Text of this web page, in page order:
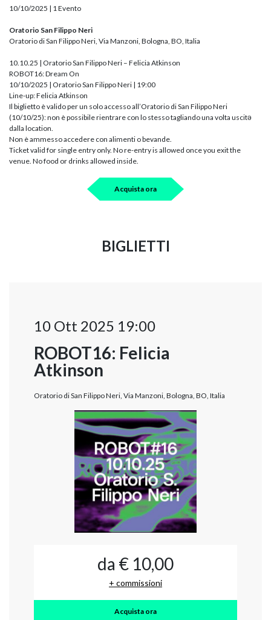
10/10/2025 | 1 Evento
Oratorio San Filippo Neri
Oratorio di San Filippo Neri, Via Manzoni, Bologna, BO, Italia
10.10.25 | Oratorio San Filippo Neri – Felicia Atkinson
ROBOT16: Dream On
10/10/2025 | Oratorio San Filippo Neri | 19:00
Line-up: Felicia Atkinson
Il biglietto è valido per un solo accesso all’Oratorio di San Filippo Neri
(10/10/25): non è possibile rientrare con lo stesso tagliando una volta uscitə
dalla location.
Non è ammesso accedere con alimenti o bevande.
Ticket valid for single entry only. No re-entry is allowed once you exit the
venue. No food or drinks allowed inside.
Acquista ora
BIGLIETTI
10 Ott 2025 19:00
ROBOT16: Felicia
Atkinson
Oratorio di San Filippo Neri, Via Manzoni, Bologna, BO, Italia
da € 10,00
+ commissioni
Acquista ora